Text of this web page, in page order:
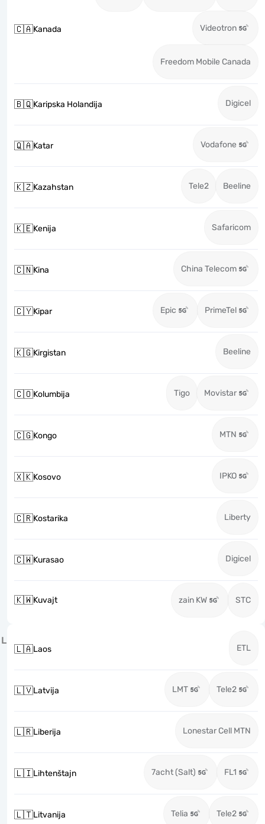
🇨🇦Kanada Videotron
Freedom Mobile Canada
🇧🇶Karipska Holandija Digicel
🇶🇦Katar Vodafone
🇰🇿Kazahstan Tele2 Beeline
🇰🇪Kenija Safaricom
🇨🇳Kina China Telecom
🇨🇾Kipar Epic PrimeTel
🇰🇬Kirgistan Beeline
🇨🇴Kolumbija Tigo Movistar
🇨🇬Kongo MTN
🇽🇰Kosovo IPKO
🇨🇷Kostarika Liberty
🇨🇼Kurasao Digicel
🇰🇼Kuvajt zain KW STC
L
🇱🇦Laos ETL
🇱🇻Latvija LMT Tele2
🇱🇷Liberija Lonestar Cell MTN
🇱🇮Lihtenštajn 7acht (Salt) FL1
🇱🇹Litvanija Telia Tele2